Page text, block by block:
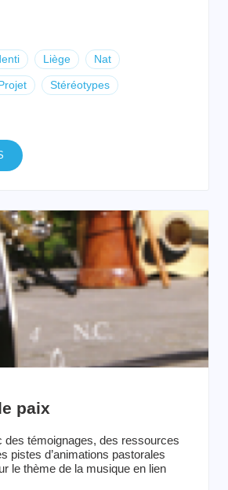
Liège Nat
Stéréotypes
paix
des témoignages, des ressources
pistes d’animations pastorales
le thème de la musique en lien